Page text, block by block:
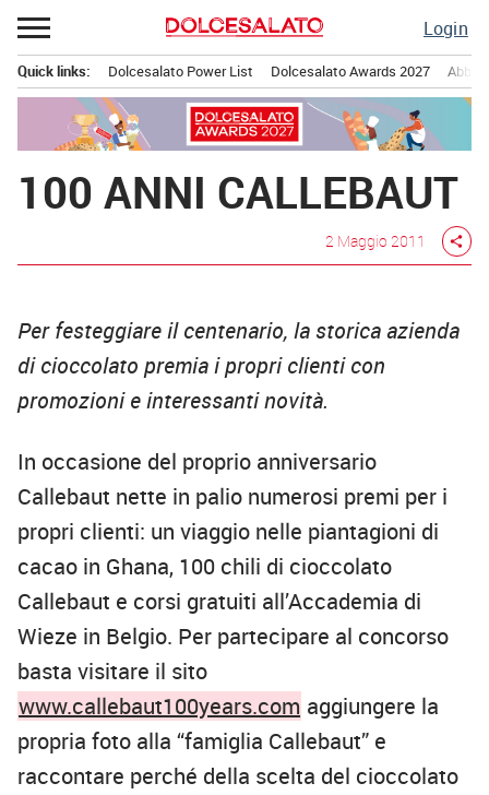
Passa
al
contenuto
Login
principale
Quick links: Dolcesalato Power List Dolcesalato Awards 2027
100 ANNI CALLEBAUT
2 Maggio 2011 share
Per festeggiare il centenario, la storica azienda
di cioccolato premia i propri clienti con
promozioni e interessanti novità.
In occasione del proprio anniversario
Callebaut nette in palio numerosi premi per i
propri clienti: un viaggio nelle piantagioni di
cacao in Ghana, 100 chili di cioccolato
Callebaut e corsi gratuiti all’Accademia di
Wieze in Belgio. Per partecipare al concorso
basta visitare il sito
www.callebaut100years.com aggiungere la
propria foto alla “famiglia Callebaut” e
raccontare perché della scelta del cioccolato